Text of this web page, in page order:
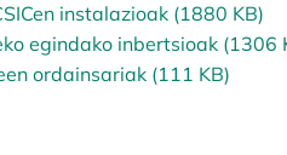
instalazioak (1880 KB)
egindako inbertsioak (1306
ordainsariak (111 KB)